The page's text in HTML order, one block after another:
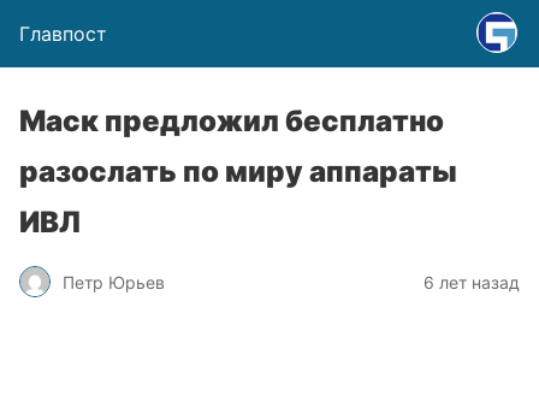
Главпост
Маск предложил бесплатно
разослать по миру аппараты
ИВЛ
Петр Юрьев 6 лет назад